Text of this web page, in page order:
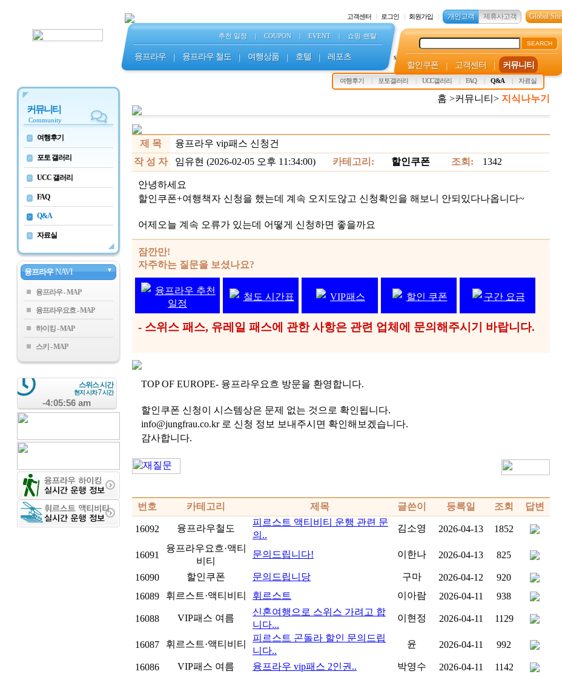
고객센터 로그인 회원가입 개인고객 제휴사고객 Global Site
추천 일정 | COUPON | EVENT | 쇼핑·렌탈
융프라우 | 융프라우 철도 | 여행상품 | 호텔 | 레포츠 s
SEARCH
할인쿠폰 | 고객센터 | 커뮤니티
여행후기 포토갤러리 UCC갤러리 FAQ Q&A 자료실
커뮤니티
Community
> 여행후기
> 포토 갤러리
> UCC 갤러리
> FAQ
> Q&A
> 자료실
융프라우 NAVI ▼
융프라우
융프라우요흐
하이킹
스키
스위스 시간
현지 시차7시간
-4:05:56 am
홈 >커뮤니티> 지식나누기
제 목
융프라우 vip패스 신청건
작 성 자
임유현 (2026-02-05 오후 11:34:00) 카테고리: 할인쿠폰 조회: 1342
안녕하세요
할인쿠폰+여행책자 신청을 했는데 계속 오지도않고 신청확인을 해보니 안되있다나옵니다~
어제오늘 계속 오류가 있는데 어떻게 신청하면 좋을까요
잠깐만!
자주하는 질문을 보셨나요?
융프라우 추천
일정
철도 시간표 VIP패스 할인 쿠폰 구간 요금
- 스위스 패스, 유레일 패스에 관한 사항은 관련 업체에 문의해주시기 바랍니다.
TOP OF EUROPE- 융프라우요흐 방문을 환영합니다.
할인쿠폰 신청이 시스템상은 문제 없는 것으로 확인됩니다.
info@jungfrau.co.kr 로 신청 정보 보내주시면 확인해보겠습니다.
감사합니다.
번호 카테고리 제목 글쓴이 등록일 조회 답변
16092 융프라우철도
피르스트 액티비티 운행 관련 문
의..
김소영 2026-04-13 1852
16091
융프라우요흐·액티
비티
문의드립니다! 이한나 2026-04-13 825
16090 할인쿠폰 문의드립니당 구마 2026-04-12
920
16089
휘르스트·액티비티 휘르스트 이아람 2026-04-11 938
16088 VIP패스 여름
신혼여행으로 스위스 가려고 합
니다...
이현정 2026-04-11 1129
16087 휘르스트·액티비티
피르스트 곤돌라 할인 문의드립
니다..
윤 2026-04-11 992
16086 VIP패스 여름 융프라우 vip패스 2인권.. 박영수 2026-04-11 1142